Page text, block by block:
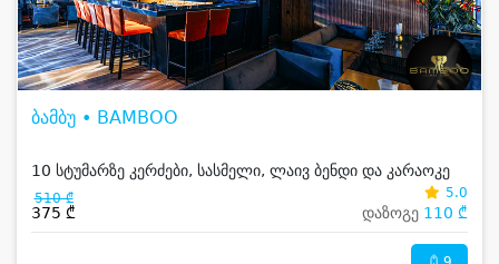
ბამბუ • BAMBOO
10 სტუმარზე კერძები, სასმელი, ლაივ ბენდი და კარაოკე
510 ₾
375 ₾
5.0
დაზოგე 110 ₾